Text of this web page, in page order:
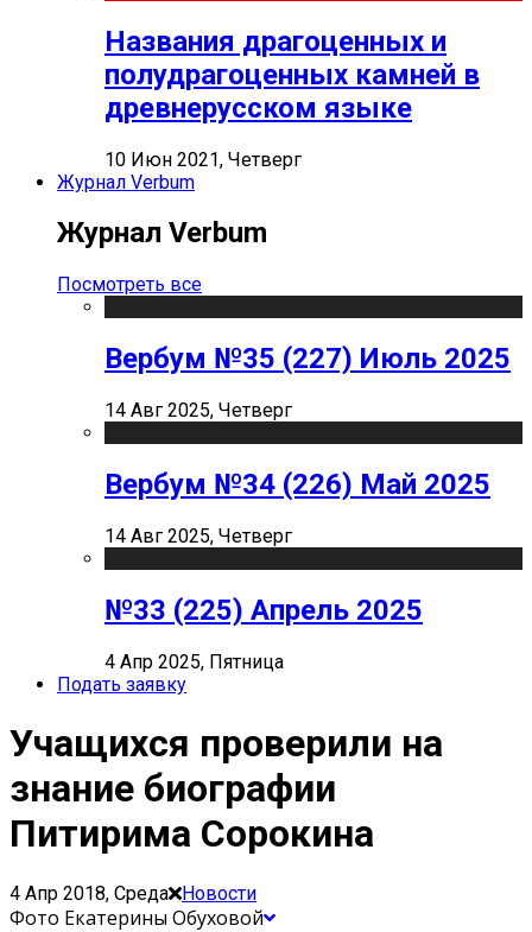
Названия драгоценных и
полудрагоценных камней в
древнерусском языке
10 Июн 2021, Четверг
Журнал Verbum
Журнал Verbum
Посмотреть все
Вербум №35 (227) Июль 2025
14 Авг 2025, Четверг
Вербум №34 (226) Май 2025
14 Авг 2025, Четверг
№33 (225) Апрель 2025
4 Апр 2025, Пятница
Подать заявку
Учащихся проверили на
знание биографии
Питирима Сорокина
4 Апр 2018, Среда Новости
Фото Екатерины Обуховой